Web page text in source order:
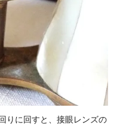
りに回すと、接眼レンズの